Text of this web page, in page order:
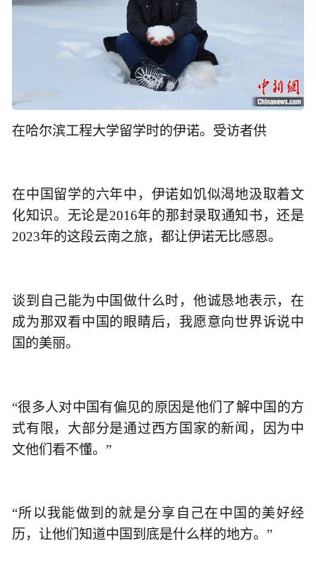
在哈尔滨工程大学留学时的伊诺。受访者供
在中国留学的六年中，伊诺如饥似渴地汲取着文
化知识。无论是2016年的那封录取通知书，还是
2023年的这段云南之旅，都让伊诺无比感恩。
谈到自己能为中国做什么时，他诚恳地表示，在
成为那双看中国的眼睛后，我愿意向世界诉说中
国的美丽。
“很多人对中国有偏见的原因是他们了解中国的方
式有限，大部分是通过西方国家的新闻，因为中
文他们看不懂。”
“所以我能做到的就是分享自己在中国的美好经
历，让他们知道中国到底是什么样的地方。”